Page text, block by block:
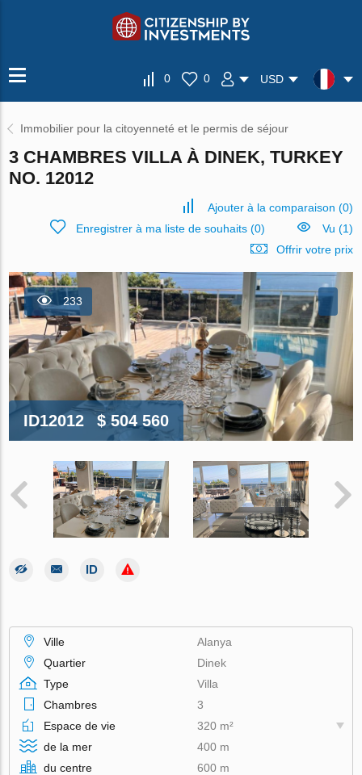
0 0 USD
Immobilier pour la citoyenneté et le permis de séjour
3 CHAMBRES VILLA À DINEK, TURKEY
NO. 12012
Ajouter à la comparaison (0)
Enregistrer à ma liste de souhaits(0)
Vu (1)
Offrir votre prix
233
ID12012 $ 504 560
Ville
Alanya
Quartier
Dinek
Type
Villa
Chambres
3
Espace de vie
320 m²
de la mer
400 m
du centre
600 m